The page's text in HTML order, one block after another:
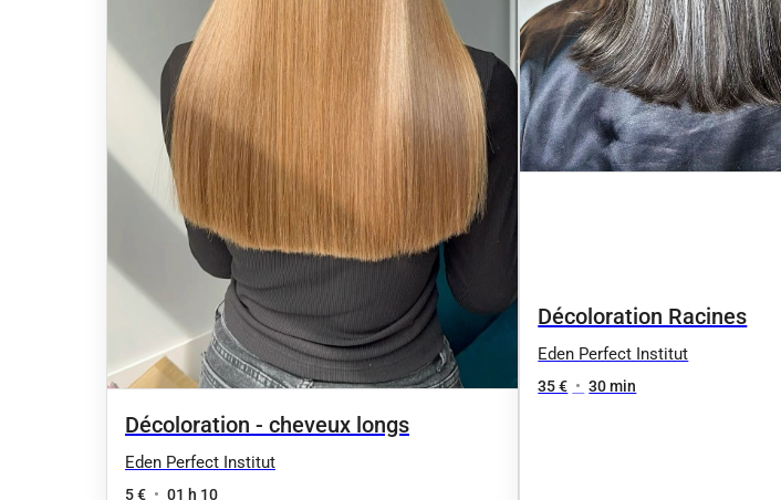
Décoloration - cheveux longs
Eden Perfect Institut
5 € • 01 h 10
Décoloration Racines
Eden Perfect Institut
35 € • 30 min